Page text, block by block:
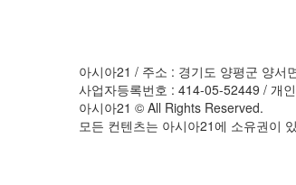
아시아21 / 주소 : 경기도 양평군 양
사업자등록번호 : 414-05-52449 / 개
아시아21 © All Rights Reserved.
모든 컨텐츠는 아시아21에 소유권이